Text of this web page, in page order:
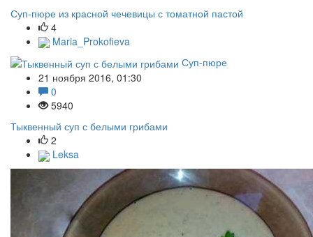
Суп-пюре из красной чечевицы с томатной пастой
4
Maria_Prokofieva
Суп-пюре
21 ноября 2016, 01:30
0
5940
Тыквенный суп с белыми грибами
2
Leksa